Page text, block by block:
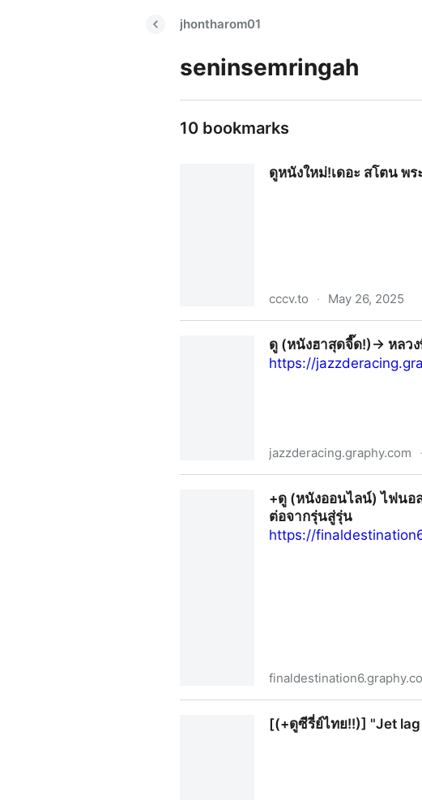
jhontharom01
seninsemringah
10 bookmarks
ดูหนังใหม่!เดอะ สโตน พ
cccv.to · May 26, 2025
ดูหนังใหม่!เดอะ สโตน พระแท้ คนเก๊
ดู (หนังฮาสุดจี๊ด!)→ หลวง
https://
jazzderacing.graphy.com ·
+ดู (หนังออนไลน์) ไฟนอ
ต่อจากรุ่นสู่รุ่น
https://
[(+ดูซีรี่ย์ไทย!!)] "Jet lag